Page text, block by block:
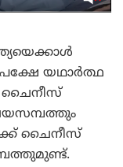
യഥാർത്ഥ
ചൈനീസ്
ചൈനീസ്